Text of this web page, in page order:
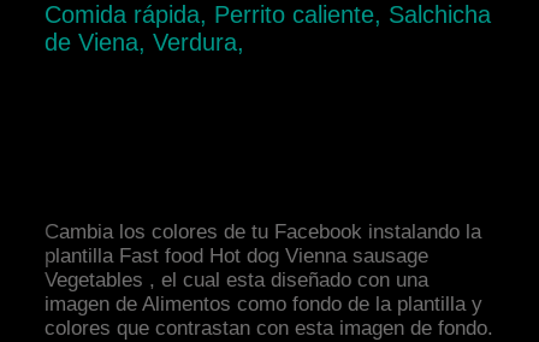
Comida rápida, Perrito caliente, Salchicha
de Viena, Verdura,
Cambia los colores de tu Facebook instalando la
plantilla Fast food Hot dog Vienna sausage
Vegetables , el cual esta diseñado con una
imagen de Alimentos como fondo de la plantilla y
colores que contrastan con esta imagen de fondo.